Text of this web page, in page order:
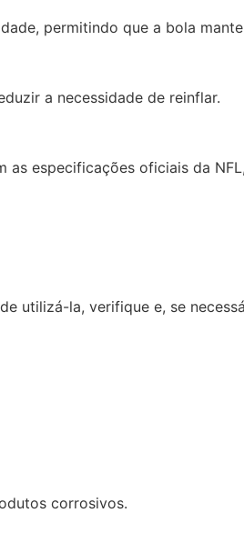
permitindo que a bola
a necessidade de reinflar.
especificações oficiais da
utilizá-la, verifique e, se
corrosivos.